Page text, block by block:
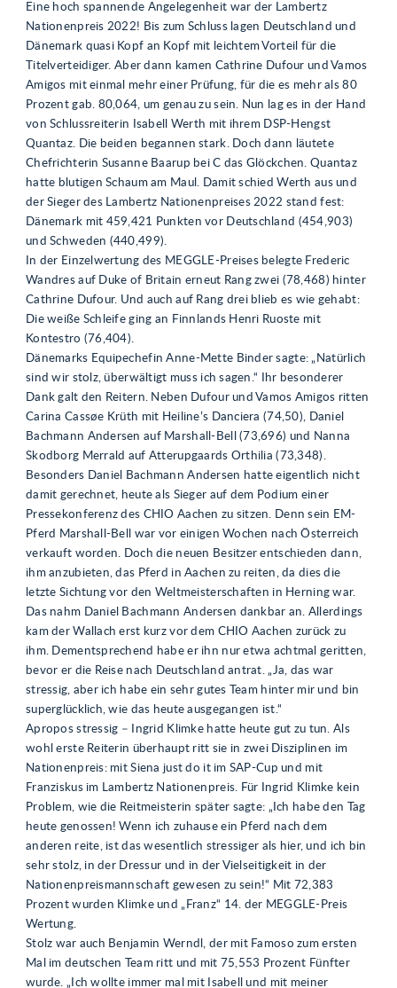
Eine hoch spannende Angelegenheit war der Lambertz
Nationenpreis 2022! Bis zum Schluss lagen Deutschland und
Dänemark quasi Kopf an Kopf mit leichtem Vorteil für die
Titelverteidiger. Aber dann kamen Cathrine Dufour und Vamos
Amigos mit einmal mehr einer Prüfung, für die es mehr als 80
Prozent gab. 80,064, um genau zu sein. Nun lag es in der Hand
von Schlussreiterin Isabell Werth mit ihrem DSP-Hengst
Quantaz. Die beiden begannen stark. Doch dann läutete
Chefrichterin Susanne Baarup bei C das Glöckchen. Quantaz
hatte blutigen Schaum am Maul. Damit schied Werth aus und
der Sieger des Lambertz Nationenpreises 2022 stand fest:
Dänemark mit 459,421 Punkten vor Deutschland (454,903)
und Schweden (440,499).
In der Einzelwertung des MEGGLE-Preises belegte Frederic
Wandres auf Duke of Britain erneut Rang zwei (78,468) hinter
Cathrine Dufour. Und auch auf Rang drei blieb es wie gehabt:
Die weiße Schleife ging an Finnlands Henri Ruoste mit
Kontestro (76,404).
Dänemarks Equipechefin Anne-Mette Binder sagte: „Natürlich
sind wir stolz, überwältigt muss ich sagen.“ Ihr besonderer
Dank galt den Reitern. Neben Dufour und Vamos Amigos ritten
Carina Cassøe Krüth mit Heiline’s Danciera (74,50), Daniel
Bachmann Andersen auf Marshall-Bell (73,696) und Nanna
Skodborg Merrald auf Atterupgaards Orthilia (73,348).
Besonders Daniel Bachmann Andersen hatte eigentlich nicht
damit gerechnet, heute als Sieger auf dem Podium einer
Pressekonferenz des CHIO Aachen zu sitzen. Denn sein EM-
Pferd Marshall-Bell war vor einigen Wochen nach Österreich
verkauft worden. Doch die neuen Besitzer entschieden dann,
ihm anzubieten, das Pferd in Aachen zu reiten, da dies die
letzte Sichtung vor den Weltmeisterschaften in Herning war.
Das nahm Daniel Bachmann Andersen dankbar an. Allerdings
kam der Wallach erst kurz vor dem CHIO Aachen zurück zu
ihm. Dementsprechend habe er ihn nur etwa achtmal geritten,
bevor er die Reise nach Deutschland antrat. „Ja, das war
stressig, aber ich habe ein sehr gutes Team hinter mir und bin
superglücklich, wie das heute ausgegangen ist.“
Apropos stressig – Ingrid Klimke hatte heute gut zu tun. Als
wohl erste Reiterin überhaupt ritt sie in zwei Disziplinen im
Nationenpreis: mit Siena just do it im SAP-Cup und mit
Franziskus im Lambertz Nationenpreis. Für Ingrid Klimke kein
Problem, wie die Reitmeisterin später sagte: „Ich habe den Tag
heute genossen! Wenn ich zuhause ein Pferd nach dem
anderen reite, ist das wesentlich stressiger als hier, und ich bin
sehr stolz, in der Dressur und in der Vielseitigkeit in der
Nationenpreismannschaft gewesen zu sein!“ Mit 72,383
Prozent wurden Klimke und „Franz“ 14. der MEGGLE-Preis
Wertung.
Stolz war auch Benjamin Werndl, der mit Famoso zum ersten
Mal im deutschen Team ritt und mit 75,553 Prozent Fünfter
wurde. „Ich wollte immer mal mit Isabell und mit meiner